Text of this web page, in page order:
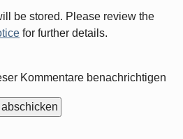
be stored. Please review the
for further details.
Kommentare benachrichtigen